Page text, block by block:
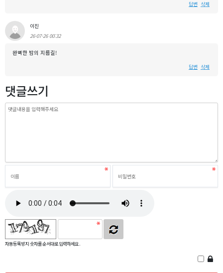
답변 삭제
이진
26-07-26 00:32
완벽한 밤의 지름길!
답변 삭제
댓글쓰기
자동등록방지 숫자를 순서대로 입력하세요.